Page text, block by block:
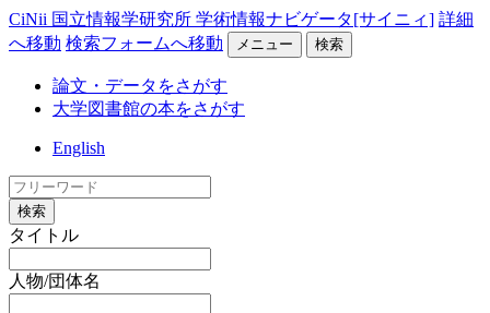
CiNii 国立情報学研究所 学術情報ナビゲータ[サイニィ] 詳細
へ移動 検索フォームへ移動 メニュー 検索
論文・データをさがす
大学図書館の本をさがす
English
検索
タイトル
人物/団体名